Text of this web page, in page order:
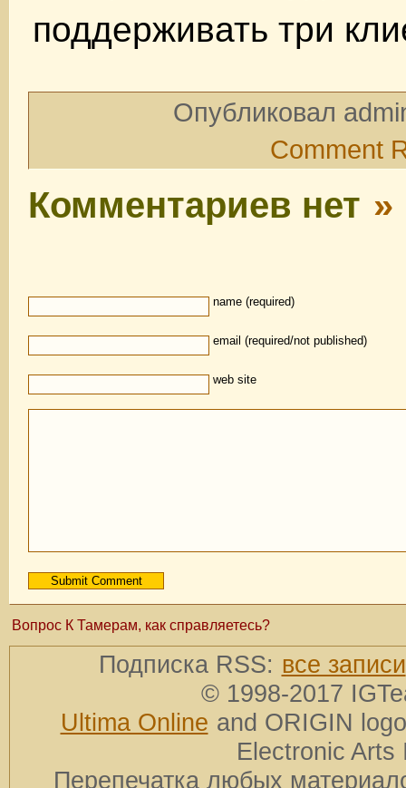
поддерживать три
Опубликовал
Comment
Комментариев нет »
name (required)
email (required/not published)
web site
Вопрос К Тамерам, как справляетесь?
Подписка RSS: все записи
© 1998-2017
Ultima Online and ORIGIN
Electronic Arts
Перепечатка любых